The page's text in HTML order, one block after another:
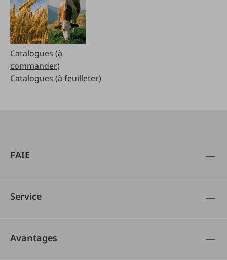
Catalogues (à
commander)
Catalogues (à feuilleter)
FAIE
Service
Avantages